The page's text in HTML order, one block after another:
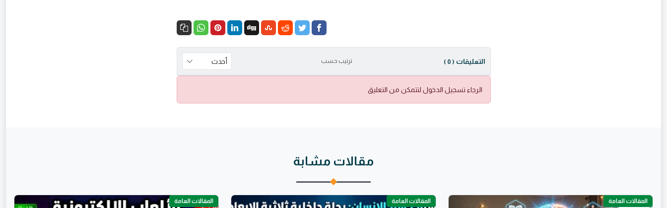
التعليقات ( 0 ) ترتيب حسب
الرجاء تسجيل الدخول لتتمكن من التعليق
مقالات مشابة
المقالات العامة المقالات العامة المقالات العامة